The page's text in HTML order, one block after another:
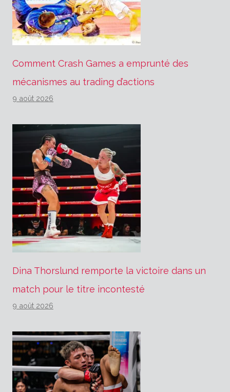
Comment Crash Games a emprunté des
mécanismes au trading d’actions
9 août 2026
Dina Thorslund remporte la victoire dans un
match pour le titre incontesté
9 août 2026